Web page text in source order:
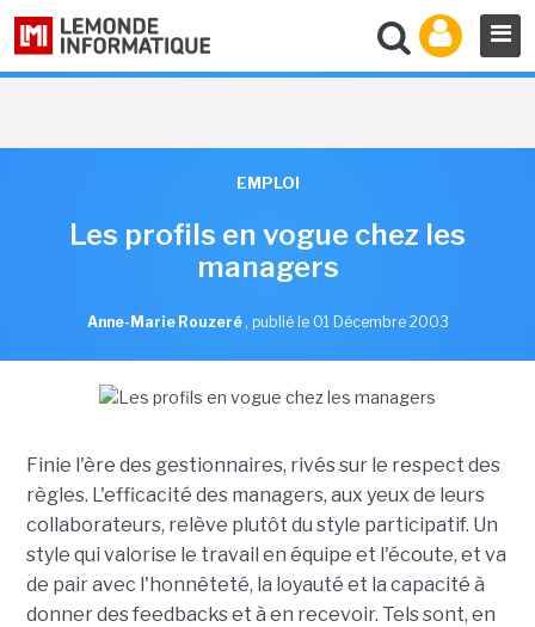
EMPLOI
Les profils en vogue chez les
managers
Anne-Marie Rouzeré , publié le 01 Décembre 2003
Finie l'ère des gestionnaires, rivés sur le respect des
règles. L'efficacité des managers, aux yeux de leurs
collaborateurs, relève plutôt du style participatif. Un
style qui valorise le travail en équipe et l'écoute, et va
de pair avec l'honnêteté, la loyauté et la capacité à
donner des feedbacks et à en recevoir. Tels sont, en